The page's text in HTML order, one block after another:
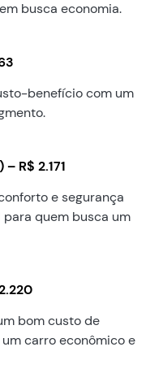
busca economia.
benefício com um
R$ 2.171
e segurança
quem busca um
bom custo de
carro econômico e